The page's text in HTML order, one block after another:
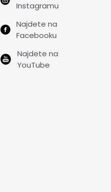
Instagramu
Najdete na
Facebooku
Najdete na
YouTube